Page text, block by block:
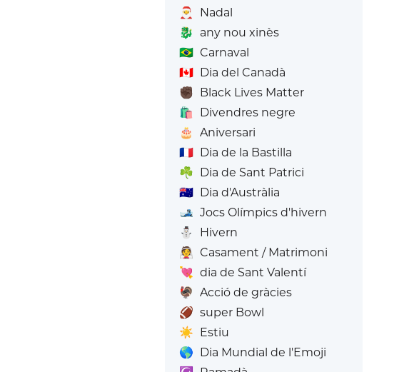
🎅
Nadal
🐉
any nou xinès
🇧🇷 Carnaval
🇨🇦 Dia del Canadà
✊🏿 Black Lives Matter
🛍️
Divendres negre
🎂
Aniversari
🇫🇷 Dia de la Bastilla
☘️ Dia de Sant Patrici
🇦🇺 Dia d'Austràlia
🎿 Jocs Olímpics d'hivern
⛄
Hivern
👰 Casament / Matrimoni
💘 dia de Sant Valentí
🦃 Acció de gràcies
🏈 super Bowl
☀️ Estiu
🌎 Dia Mundial de l'Emoji